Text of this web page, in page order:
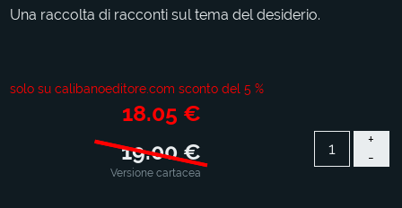
Una raccolta di racconti sul tema del desiderio.
solo su calibanoeditore.com sconto del 5 %
18.05 €
19.00 €
Versione cartacea
+
-